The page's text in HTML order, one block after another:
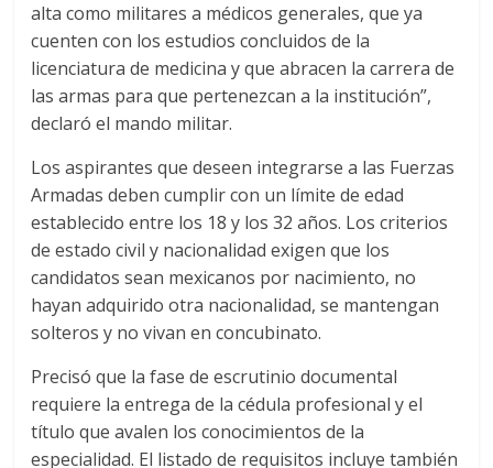
alta como militares a médicos generales, que ya
cuenten con los estudios concluidos de la
licenciatura de medicina y que abracen la carrera de
las armas para que pertenezcan a la institución”,
declaró el mando militar.
Los aspirantes que deseen integrarse a las Fuerzas
Armadas deben cumplir con un límite de edad
establecido entre los 18 y los 32 años. Los criterios
de estado civil y nacionalidad exigen que los
candidatos sean mexicanos por nacimiento, no
hayan adquirido otra nacionalidad, se mantengan
solteros y no vivan en concubinato.
Precisó que la fase de escrutinio documental
requiere la entrega de la cédula profesional y el
título que avalen los conocimientos de la
especialidad. El listado de requisitos incluye también